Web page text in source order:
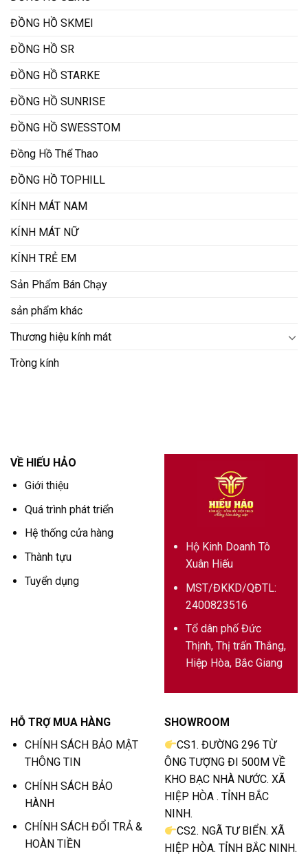
ĐỒNG HỒ SKMEI
ĐỒNG HỒ SR
ĐỒNG HỒ STARKE
ĐỒNG HỒ SUNRISE
ĐỒNG HỒ SWESSTOM
Đồng Hồ Thể Thao
ĐỒNG HỒ TOPHILL
KÍNH MÁT NAM
KÍNH MÁT NỮ
KÍNH TRẺ EM
Sản Phẩm Bán Chạy
sản phẩm khác
Thương hiệu kính mát
Tròng kính
VỀ HIẾU HẢO
Giới thiệu
Quá trình phát triển
Hệ thống cửa hàng
Thành tựu
Tuyển dụng
Hộ Kinh Doanh Tô
Xuân Hiếu
MST/ĐKKD/QĐTL:
2400823516
Tổ dân phố Đức
Thịnh, Thị trấn Thắng,
Hiệp Hòa, Bắc Giang
HỖ TRỢ MUA HÀNG
CHÍNH SÁCH BẢO MẬT
THÔNG TIN
CHÍNH SÁCH BẢO
HÀNH
CHÍNH SÁCH ĐỔI TRẢ &
HOÀN TIỀN
SHOWROOM
CS1. ĐƯỜNG 296 TỪ
ÔNG TƯỢNG ĐI 500M VỀ
KHO BẠC NHÀ NƯỚC. XÃ
HIỆP HÒA . TỈNH BẮC
NINH.
CS2. NGÃ TƯ BIỂN. XÃ
HIỆP HÒA. TỈNH BẮC NINH.